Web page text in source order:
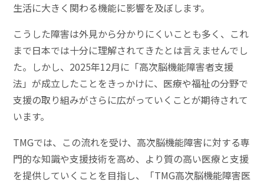
生活に大きく関わる機能に影響を及ぼします。
こうした障害は外見から分かりにくいことも多く、これ
まで日本では十分に理解されてきたとは言えませんでし
た。しかし、2025年12月に「高次脳機能障害者支援
法」が成立したことをきっかけに、医療や福祉の分野で
支援の取り組みがさらに広がっていくことが期待されて
います。
TMGでは、この流れを受け、高次脳機能障害に対する専
門的な知識や支援技術を高め、より質の高い医療と支援
を提供していくことを目指し、「TMG高次脳機能障害医